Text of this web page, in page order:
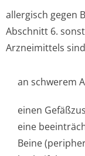
allergisch gegen
Abschnitt 6.
Arzneimittels
an schwerem
einen
eine
Beine